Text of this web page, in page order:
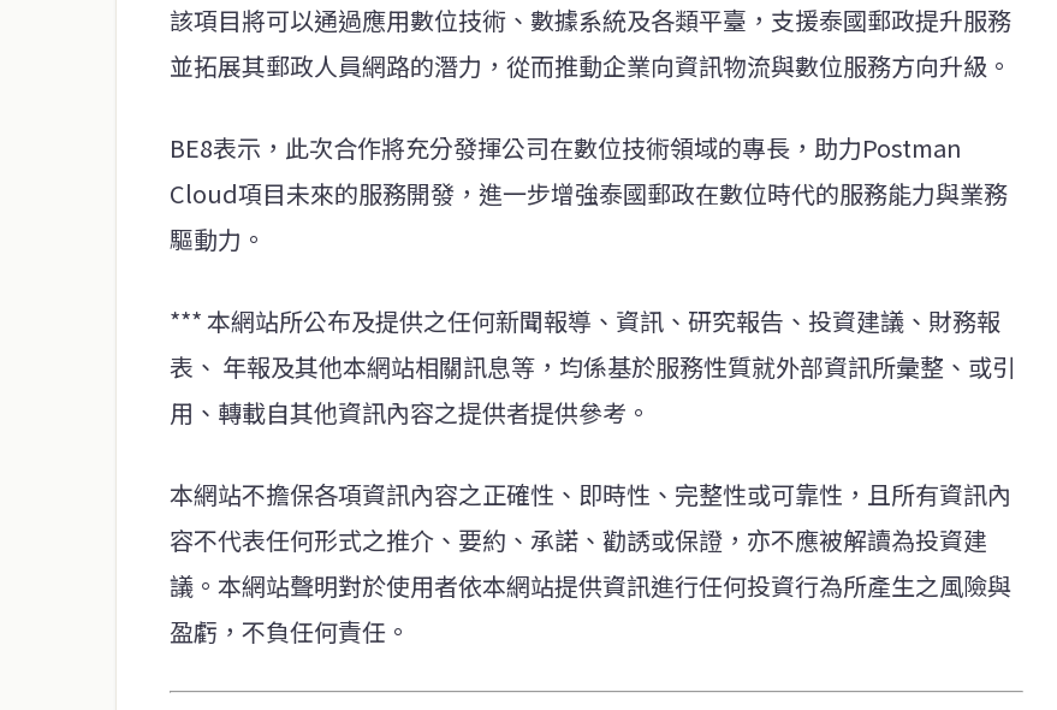
該項目將可以通過應用數位技術、數據系統及各類平臺，支援泰國郵政提升服務
並拓展其郵政人員網路的潛力，從而推動企業向資訊物流與數位服務方向升級。
BE8表示，此次合作將充分發揮公司在數位技術領域的專長，助力Postman
Cloud項目未來的服務開發，進一步增強泰國郵政在數位時代的服務能力與業務
驅動力。
*** 本網站所公布及提供之任何新聞報導、資訊、研究報告、投資建議、財務報
表、 年報及其他本網站相關訊息等，均係基於服務性質就外部資訊所彙整、或引
用、轉載自其他資訊內容之提供者提供參考。
本網站不擔保各項資訊內容之正確性、即時性、完整性或可靠性，且所有資訊內
容不代表任何形式之推介、要約、承諾、勸誘或保證，亦不應被解讀為投資建
議。本網站聲明對於使用者依本網站提供資訊進行任何投資行為所產生之風險與
盈虧，不負任何責任。